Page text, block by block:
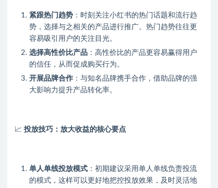
紧跟热门趋势 ：时刻关注小红书的热门话题和流行趋
势，选择与之相关的产品进行推广。热门趋势往往更
容易吸引用户的关注目光。
选择高性价比产品 ：高性价比的产品更容易赢得用户
的信任，从而促成购买行为。
开展品牌合作 ：与知名品牌携手合作，借助品牌的强
大影响力提升产品转化率。
📈 投放技巧：放大收益的核心要点
单人单线投放模式 ：初期建议采用单人单线负责投流
的模式，这样可以更好地把控投放效果，及时灵活地